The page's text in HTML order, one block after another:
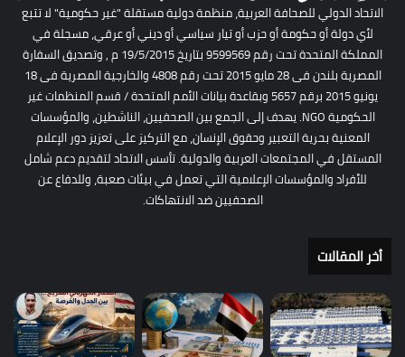
الاتحاد الدولي للصحافة العربية، منظمة دولية مستقلة "غير حكومية" لا تتبع
لأي دولة أو حكومة أو حزب أو تيار سياسي أو ديني أو عرقي، مسجلة في
المملكة المتحدة تحت رقم 9599569 بتاريخ 19/5/2015 م , وتصديق السفارة
المصرية بلندن فى 28 مايو 2015 تحت رقم 4808 والخارجية المصرية فى 18
يونيو 2015 برقم 5657 وبقاعدة بيانات الأمم المتحدة / قسم المنظمات غير
الحكومية NGO. يهدف إلى الجمع بين الصحفيين، الناشطين، والمؤسسات
المعنية بحرية التعبير وحقوق الإنسان، مع التركيز على تعزيز دور الإعلام
المستقل في المجتمعات العربية والدولية. تأسس الاتحاد لتقديم دعم شامل
للأفراد والمؤسسات الإعلامية التي تعمل في بيئات صعبة، وللدفاع عن
الصحفيين ضد الانتهاكات.
أخر المقالات